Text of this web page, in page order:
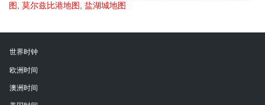
图, 莫尔兹比港地图, 盐湖城地图
世界时钟
欧洲时间
澳洲时间